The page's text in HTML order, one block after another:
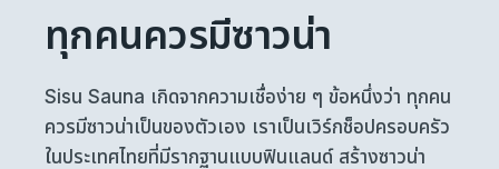
ทุกคนควรมีซาวน่า
Sisu Sauna เกิดจากความเชื่อง่าย ๆ ข้อหนึ่งว่า ทุกคน
ควรมีซาวน่าเป็นของตัวเอง เราเป็นเวิร์กช็อปครอบครัว
ในประเทศไทยที่มีรากฐานแบบฟินแลนด์ สร้างซาวน่า